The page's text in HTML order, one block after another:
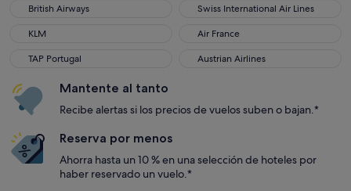
British Airways
British Airways Swiss International Air Lines
Swiss International Air Lines
KLM
KLM Air France
Air France
TAP Portugal
TAP Portugal Austrian Airlines
Austrian Airlines
Mantente al tanto
Recibe alertas si los precios de vuelos suben o bajan.*
Reserva por menos
Ahorra hasta un 10 % en una selección de hoteles por
haber reservado un vuelo.*